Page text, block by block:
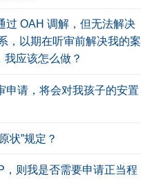
过 OAH 调解，但无法解决
，以期在听审前解决我的案
应该怎么做？
申请，将会对我孩子的安置
状”规定？
，则我是否需要申请正当程